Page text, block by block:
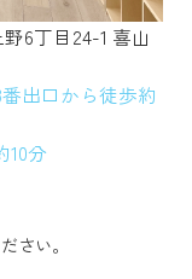
6丁目24-1 喜山
出口から徒歩約
10分
さい。